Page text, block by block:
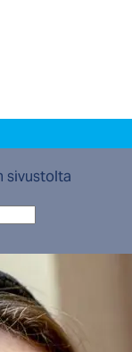
sivustolta